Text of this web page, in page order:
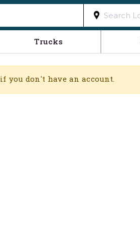
Trucks
if you don't have an account.